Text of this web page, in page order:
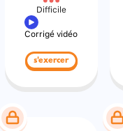
Difficile
Corrigé vidéo
s'exercer